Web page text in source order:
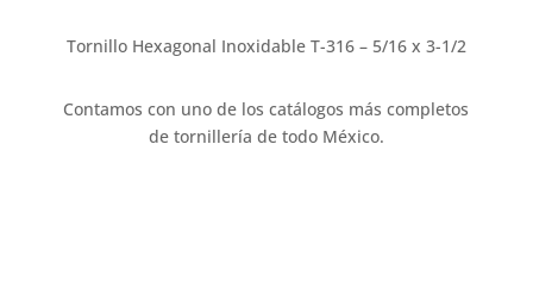
Tornillo Hexagonal Inoxidable T-316 – 5/16 x 3-1/2
Contamos con uno de los catálogos más completos
de tornillería de todo México.